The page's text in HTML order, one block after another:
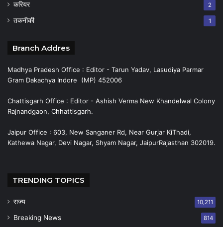
करियर 2
तकनीकी 1
Branch Addres
Madhya Pradesh Office : Editor - Tarun Yadav, Lasudiya Parmar
Gram Dakachya Indore (MP) 452006
Chattisgarh Office : Editor - Ashish Verma New Khandelwal Colony
Rajnandgaon, Chhattisgarh.
Jaipur Office : 603, New Sanganer Rd, Near Gurjar KiThadi,
Kathewa Nagar, Devi Nagar, Shyam Nagar, JaipurRajasthan 302019.
TRENDING TOPICS
राज्य 10,211
Breaking News 814